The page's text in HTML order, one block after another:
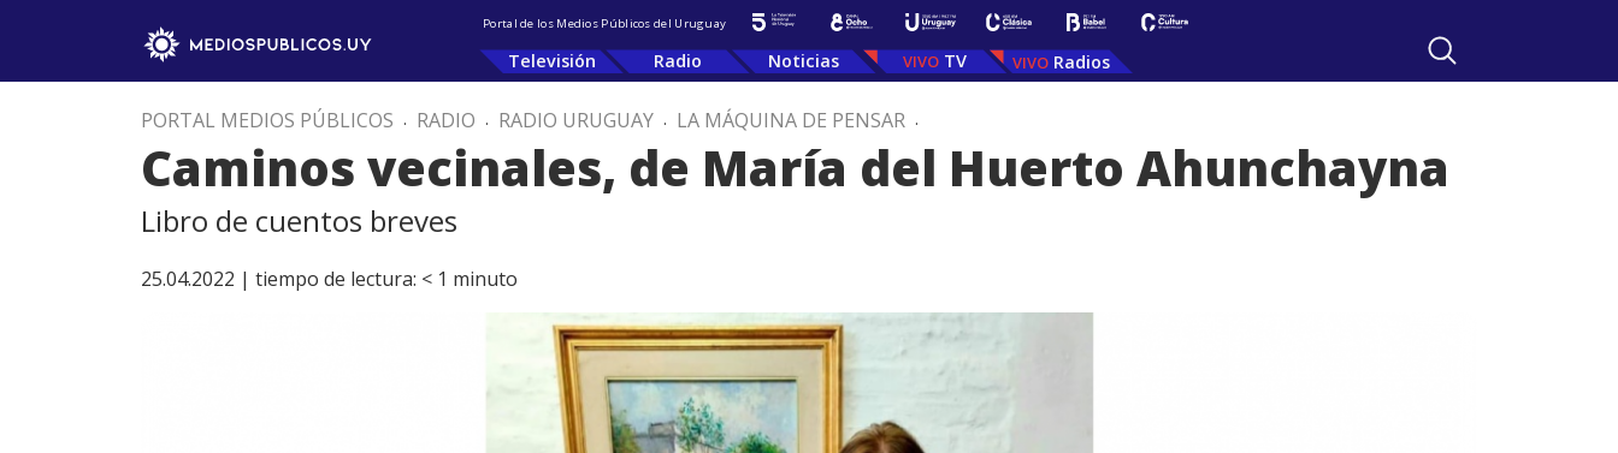
Portal de los Medios Públicos del Uruguay
Televisión Radio Noticias TV Radios
PORTAL MEDIOS PÚBLICOS . RADIO . RADIO URUGUAY . LA MÁQUINA DE PENSAR .
Caminos vecinales, de María del Huerto Ahunchayna
Libro de cuentos breves
25.04.2022 | tiempo de lectura: < 1 minuto